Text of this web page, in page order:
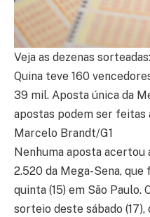
Veja as dezenas sorteadas:
Quina teve 160
39 mil. Aposta única da
apostas podem ser feitas
Marcelo Brandt/G1
Nenhuma aposta acertou
2.520 da Mega-Sena,
quinta (15) em São Paulo.
sorteio deste sábado